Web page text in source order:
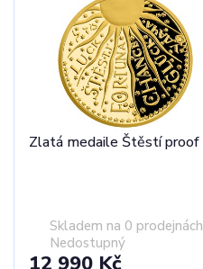
Zlatá medaile Štěstí proof
Skladem na 0 prodejnách
Nedostupný
12 990 Kč